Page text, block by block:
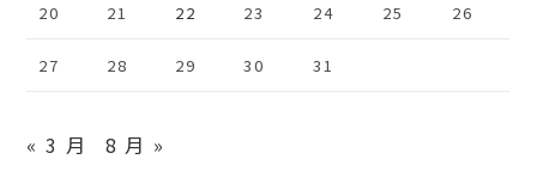
20 21 22 23 24 25 26
27 28 29 30 31
« 3 月 8 月 »